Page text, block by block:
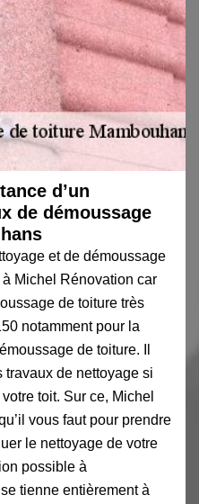
d’un
de démoussage
et de démoussage
Michel Rénovation car
de toiture très
notamment pour la
de toiture. Il
travaux de nettoyage si
toit. Sur ce, Michel
vous faut pour prendre
le nettoyage de votre
possible à
tienne entièrement à